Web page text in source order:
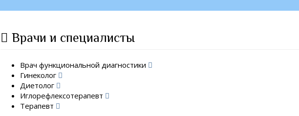
Врачи и специалисты
Врач функциональной диагностики
Гинеколог
Диетолог
Иглорефлексотерапевт
Терапевт